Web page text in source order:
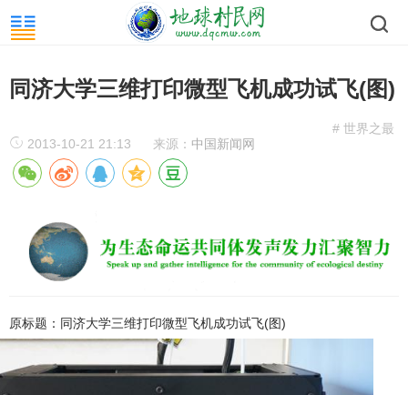
同济大学三维打印微型飞机成功试飞(图)
# 世界之最
2013-10-21 21:13
来源： 中国新闻网
原标题：同济大学三维打印微型飞机成功试飞(图)